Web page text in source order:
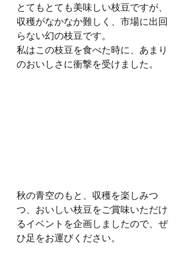
とてもとても美味しい枝豆ですが、
収穫がなかなか難しく、市場に出回
らない幻の枝豆です。
私はこの枝豆を食べた時に、あまり
のおいしさに衝撃を受けました。
秋の青空のもと、収穫を楽しみつ
つ、おいしい枝豆をご賞味いただけ
るイベントを企画しましたので、ぜ
ひ足をお運びください。